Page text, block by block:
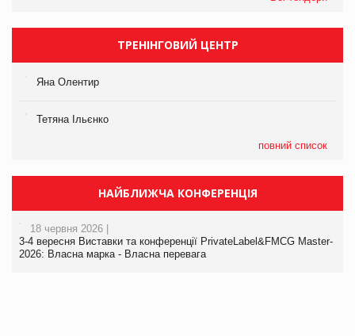
ТРЕНІНГОВИЙ ЦЕНТР
Яна Олентир
Тетяна Ільєнко
повний список
НАЙБЛИЖЧА КОНФЕРЕНЦІЯ
18 червня 2026 |
3-4 вересня Виставки та конференції PrivateLabel&FMCG Master-
2026: Власна марка - Власна перевага